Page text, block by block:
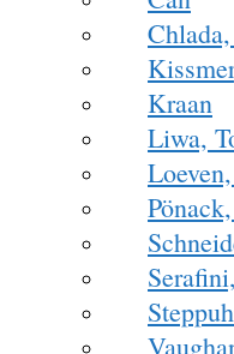
Kraan
Liwa,